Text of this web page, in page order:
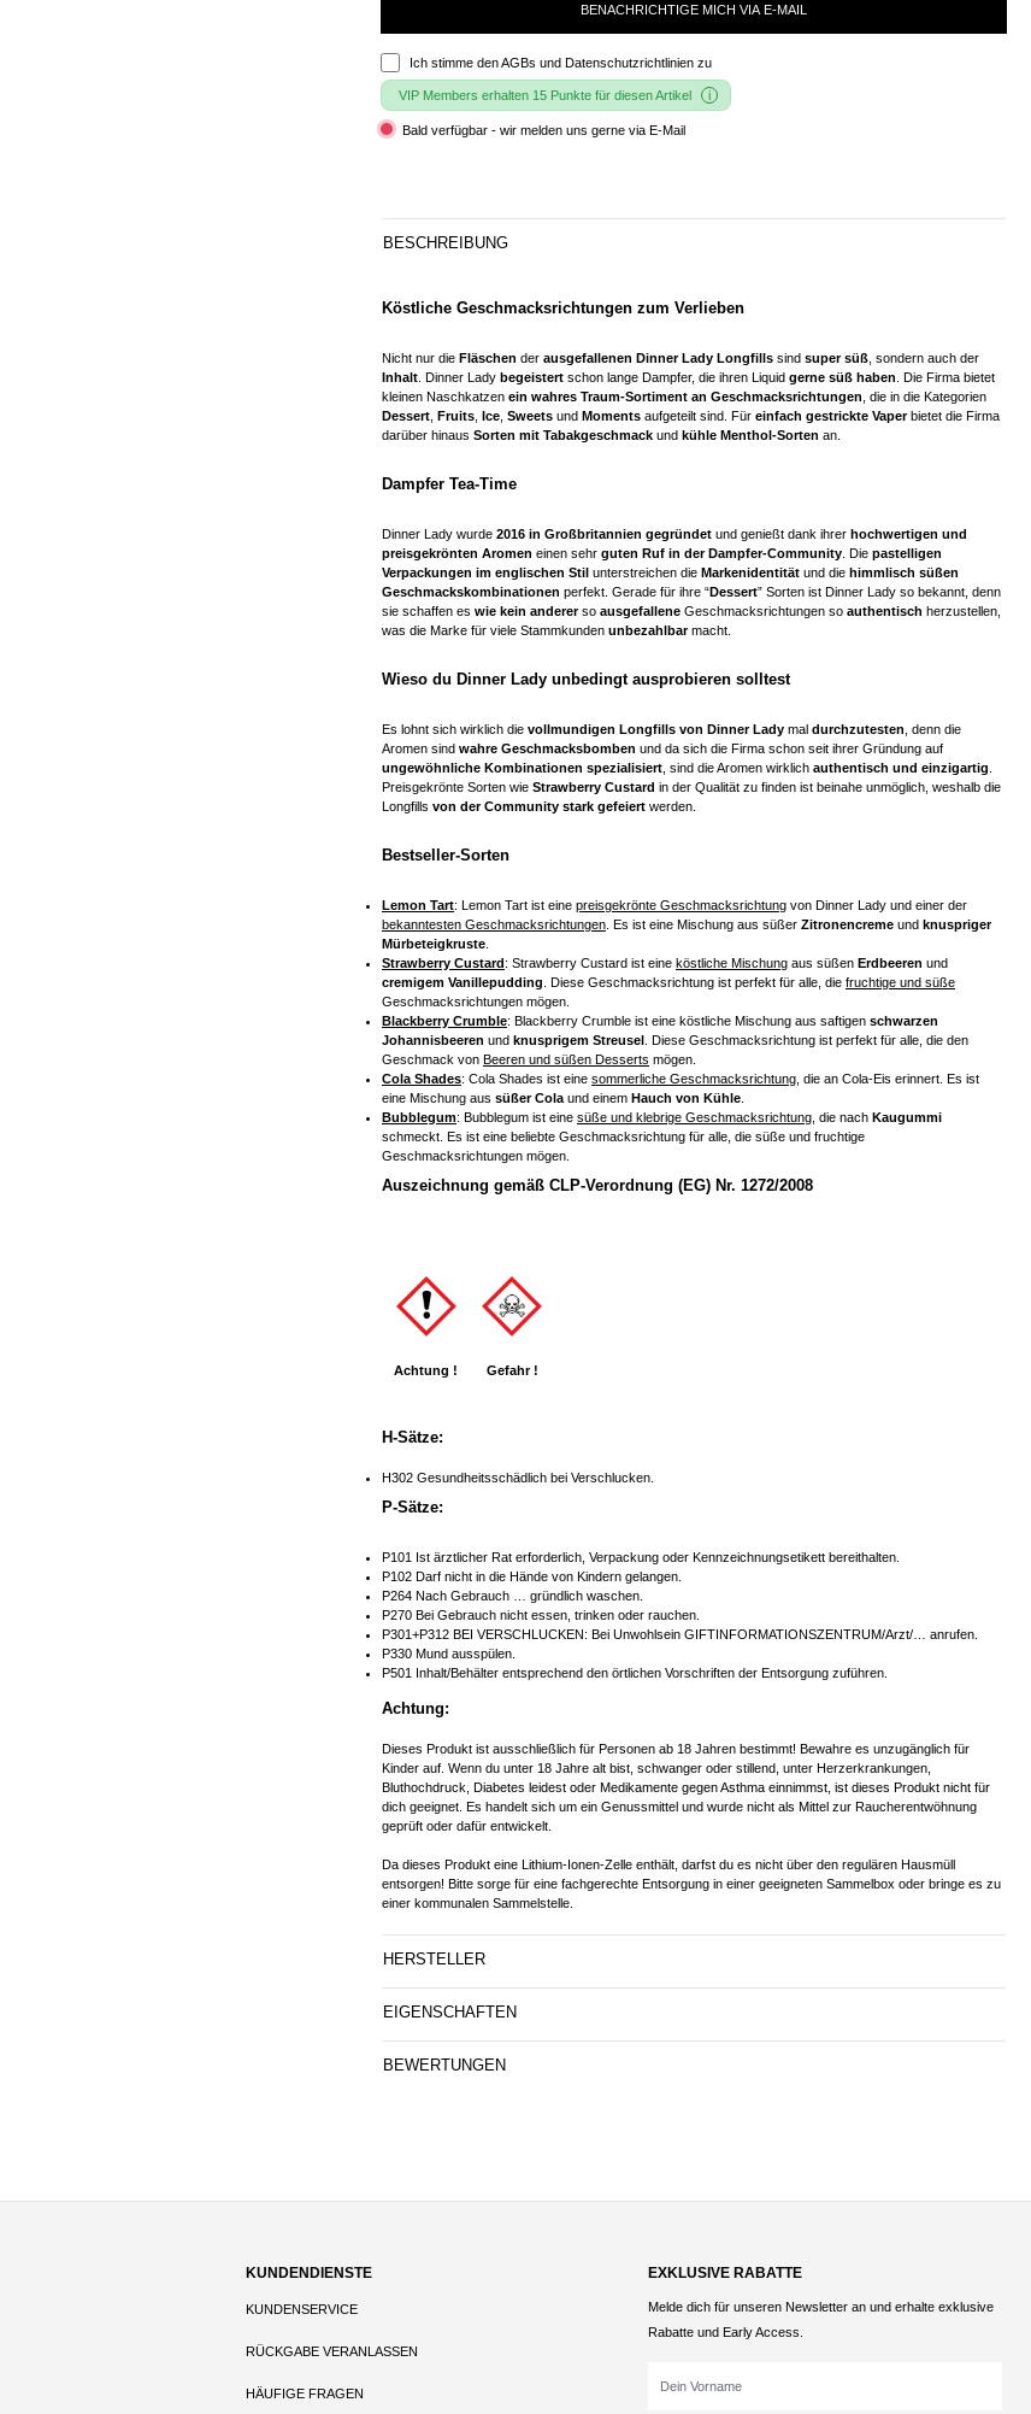
BENACHRICHTIGE MICH VIA E-MAIL
Ich stimme denAGBs und Datenschutzrichtlinien zu
VIP Members erhalten 15 Punkte für diesen Artikel
Bald verfügbar - wir melden uns gerne via E-Mail
BESCHREIBUNG
Köstliche Geschmacksrichtungen zum Verlieben
Nicht nur die Fläschen der ausgefallenen Dinner Lady Longfills sind super süß , sondern auch der
Inhalt . Dinner Lady begeistert schon lange Dampfer, die ihren Liquid gerne süß haben . Die Firma bietet
kleinen Naschkatzen ein wahres Traum-Sortiment an Geschmacksrichtungen , die in die Kategorien
Dessert Fruits Ice Sweets und Moments aufgeteilt sind. Für einfach gestrickte Vaperbietet die Firma
darüber hinaus Sorten mit Tabakgeschmack und kühle Menthol-Sorten an.
Dampfer Tea-Time
Dinner Lady wurde 2016 in Großbritannien gegründet und genießt dank ihrer hochwertigen und
preisgekrönten Aromen einen sehr guten Ruf in der Dampfer-Community . Die pastelligen
Verpackungen im englischen Stil unterstreichen die Markenidentität und die himmlisch süßen
Geschmackskombinationen perfekt. Gerade für ihre “Dessert” Sorten ist Dinner Lady so bekannt, denn
sie schaffen es wie kein andererso ausgefallene Geschmacksrichtungen so authentisch herzustellen,
was die Marke für viele Stammkunden unbezahlbarmacht.
Wieso du Dinner Lady unbedingt ausprobieren solltest
Es lohnt sich wirklich die vollmundigen Longfills von Dinner Lady mal durchzutesten , denn die
Aromen sind wahre Geschmacksbomben und da sich die Firma schon seit ihrer Gründung auf
ungewöhnliche Kombinationen spezialisiert , sind die Aromen wirklich authentisch und einzigartig
Preisgekrönte Sorten wie Strawberry Custard in der Qualität zu finden ist beinahe unmöglich, weshalb die
Longfills von der Community stark gefeiert werden.
Bestseller-Sorten
Lemon Tart: Lemon Tart ist eine preisgekrönte Geschmacksrichtung von Dinner Lady und einer der
bekanntesten Geschmacksrichtungen . Es ist eine Mischung aus süßer Zitronencreme und knuspriger
Mürbeteigkruste
Strawberry Custard: Strawberry Custard ist eine köstliche Mischung aus süßen Erdbeeren und
cremigem Vanillepudding . Diese Geschmacksrichtung ist perfekt für alle, die fruchtige und süße
Geschmacksrichtungen mögen.
Blackberry Crumble: Blackberry Crumble ist eine köstliche Mischung aus saftigen schwarzen
Johannisbeeren und knusprigem Streusel . Diese Geschmacksrichtung ist perfekt für alle, die den
Geschmack von Beeren und süßen Desserts mögen.
Cola Shades: Cola Shades ist eine sommerliche Geschmacksrichtung , die an Cola-Eis erinnert. Es ist
eine Mischung aus süßer Cola und einem Hauch von Kühle
Bubblegum: Bubblegum ist eine süße und klebrige Geschmacksrichtung , die nach Kaugummi
schmeckt. Es ist eine beliebte Geschmacksrichtung für alle, die süße und fruchtige
Geschmacksrichtungen mögen.
Auszeichnung gemäß CLP-Verordnung (EG) Nr. 1272/2008
Achtung ! Gefahr !
H-Sätze:
H302 Gesundheitsschädlich bei Verschlucken.
P-Sätze:
P101 Ist ärztlicher Rat erforderlich, Verpackung oder Kennzeichnungsetikett bereithalten.
P102 Darf nicht in die Hände von Kindern gelangen.
P264 Nach Gebrauch … gründlich waschen.
P270 Bei Gebrauch nicht essen, trinken oder rauchen.
P301+P312 BEI VERSCHLUCKEN: Bei Unwohlsein GIFTINFORMATIONSZENTRUM/Arzt/… anrufen.
P330 Mund ausspülen.
P501 Inhalt/Behälter entsprechend den örtlichen Vorschriften der Entsorgung zuführen.
Achtung:
Dieses Produkt ist ausschließlich für Personen ab 18 Jahren bestimmt! Bewahre es unzugänglich für
Kinder auf. Wenn du unter 18 Jahre alt bist, schwanger oder stillend, unter Herzerkrankungen,
Bluthochdruck, Diabetes leidest oder Medikamente gegen Asthma einnimmst, ist dieses Produkt nicht für
dich geeignet. Es handelt sich um ein Genussmittel und wurde nicht als Mittel zur Raucherentwöhnung
geprüft oder dafür entwickelt.
Da dieses Produkt eine Lithium-Ionen-Zelle enthält, darfst du es nicht über den regulären Hausmüll
entsorgen! Bitte sorge für eine fachgerechte Entsorgung in einer geeigneten Sammelbox oder bringe es zu
einer kommunalen Sammelstelle.
HERSTELLER
EIGENSCHAFTEN
BEWERTUNGEN
KUNDENDIENSTE
KUNDENSERVICE
RÜCKGABE VERANLASSEN
HÄUFIGE FRAGEN
EXKLUSIVE RABATTE
Melde dich für unseren Newsletter an und erhalte exklusive
Rabatte und Early Access.